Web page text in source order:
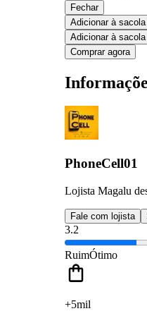
Fechar
Adicionar à sacola
Adicionar à sacola
Comprar agora
PhoneCell01
Lojista Magalu
Fale com lojista
3.2
RuimÓtimo
+5mil